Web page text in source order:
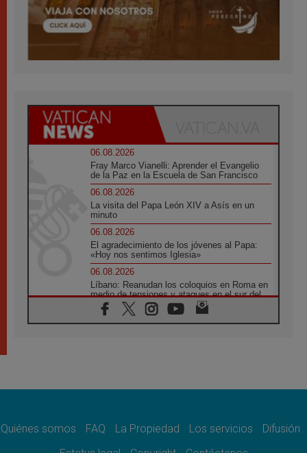
06.08.2026
Fray Marco Vianelli: Aprender el Evangelio
de la Paz en la Escuela de San Francisco
06.08.2026
La visita del Papa León XIV a Asís en un
minuto
06.08.2026
El agradecimiento de los jóvenes al Papa:
«Hoy nos sentimos Iglesia»
06.08.2026
Líbano: Reanudan los coloquios en Roma en
medio de tensiones y ataques en el sur del
país
06.08.2026
noticia para todo el Uruguay
Quiénes somos FAQ La Propiedad Los servicios
Difusión